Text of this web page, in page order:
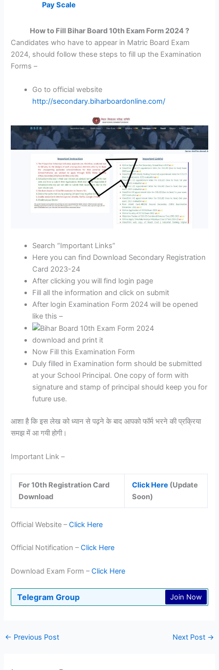
Pay Scale
How to Fill Bihar Board 10th Exam Form 2024 ?
Candidates who have to appear in Matric Board Exam
2024, should follow these steps to fill up the Examination
Forms –
Go to official website
http://secondary.biharboardonline.com/
Search “Important Links”
Here you can find Download Secondary Registration
Card 2023-24
After clicking you will find login page
Fill all the information and click on submit
After login Examination Form 2024 will be opened
like this –
download and print it
Now Fill this Examination Form
Duly filled in Examination form should be submitted
at your School Principal. One copy of form with
signature and stamp of principal should keep you for
future use.
आशा है कि इस लेख को ध्यान से पढ़ने के बाद आपको फॉर्म भरने की प्रक्रिया
समझ में आ गयी होगी।
Important Link –
For 10th Registration Card
Download
Click Here (Update
Soon)
Official Website –Click Here
Official Notification –Click Here
Download Exam Form –Click Here
Telegram Group Join Now
← Previous Post Next Post →